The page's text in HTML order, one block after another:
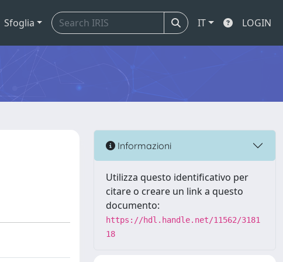
Sfoglia IT LOGIN
Informazioni
Utilizza questo identificativo per
citare o creare un link a questo
documento:
https://hdl.handle.net/11562/3181
18